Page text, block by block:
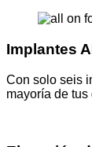
Implantes
Con solo seis
mayoría de tus